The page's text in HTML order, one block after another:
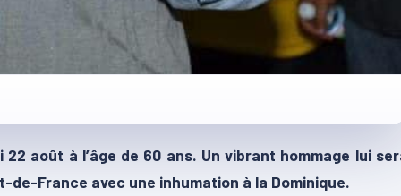
août à l’âge de 60 ans. Un vibrant hommage lui
France avec une inhumation à la Dominique.